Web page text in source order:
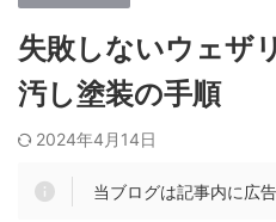
失敗しないウェザ
汚し塗装の手順
2024年4月14日
当ブログは記事内に広